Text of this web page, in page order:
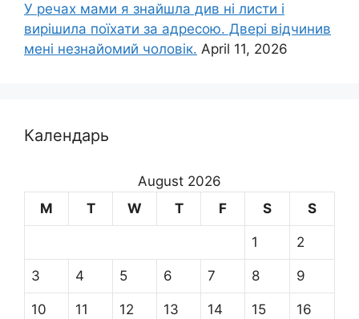
У речах мами я знайшла див ні листи і
вирішила поїхати за адресою. Двері відчинив
мені незнайомий чоловік. April 11, 2026
Календарь
August 2026
M
T W T F S S
1 2
3 4 5 6 7 8 9
10 11 12 13 14 15 16